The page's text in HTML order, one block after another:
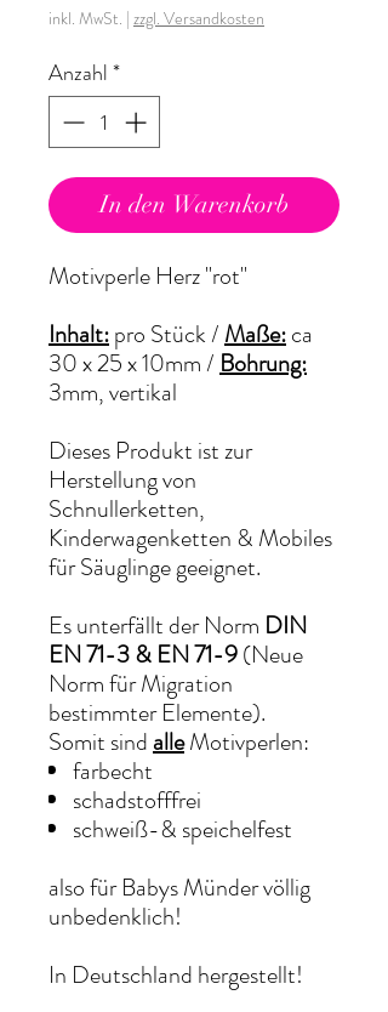
inkl. MwSt. | zzgl. Versandkosten
Anzahl*
In den Warenkorb
Motivperle Herz "rot"
Inhalt:pro Stück /Maße:ca
30 x 25 x 10mm /Bohrung:
3mm, vertikal
Dieses Produkt ist zur
Herstellung von
Schnullerketten,
Kinderwagenketten & Mobiles
für Säuglinge geeignet.
Es unterfällt der Norm DIN
EN 71-3 & EN 71-9(Neue
Norm für Migration
bestimmter Elemente).
Somit sindalleMotivperlen:
farbecht
schadstofffrei
schweiß-& speichelfest
also für Babys Münder völlig
unbedenklich!
In Deutschland hergestellt!